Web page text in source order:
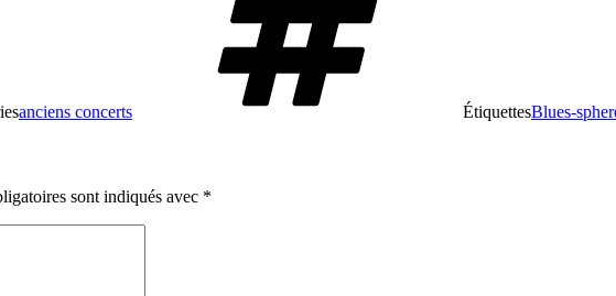
anciens concerts ÉtiquettesBlues-
sont indiqués avec *